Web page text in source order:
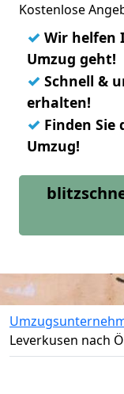
Kostenlose
✓ Wir helfen
Umzug geht!
✓ Schnell &
erhalten!
✓ Finden
Umzug!
Leverkusen nach